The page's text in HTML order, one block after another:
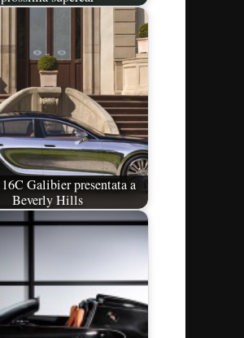
Galibier presentata a
Beverly Hills